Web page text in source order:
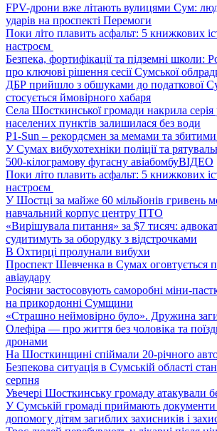
FPV-дрони вже літають вулицями Сум:
ударів на проспекті Перемоги
Поки літо плавить асфальт: 5 книжкових
настроєм
Безпека, фортифікації та підземні школи:
про ключові рішення сесії Сумської
ДБР прийшло з обшуками до податкової
стосується ймовірного хабаря
Села Шосткинської громади накрила серія
населених пунктів залишилася без води
P1-Sun – рекордсмен за мемами та
У Сумах вибухотехніки поліції та
500-кілограмову фугасну авіабомбуВІДЕО
Поки літо плавить асфальт: 5 книжкових
настроєм
У Шостці за майже 60 мільйонів гривень
навчальний корпус центру ПТО
«Вирішувала питання» за $7 тисяч:
судитимуть за оборудку з відстрочками
В Охтирці пролунали вибухи
Проспект Шевченка в Сумах оговтується
авіаудару
Росіяни застосовують саморобні міни-
на прикордонні Сумщини
«Страшно неймовірно було». Дружина
Олефіра — про життя без чоловіка та
дронами
На Шосткинщині спіймали 20-річного
Безпекова ситуація в Сумській області
серпня
Увечері Шосткинську громаду атакували
У Сумській громаді приймають документи
допомогу дітям загиблих захисників і